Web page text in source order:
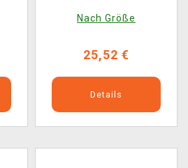
Nach Größe
25,52 €
Details